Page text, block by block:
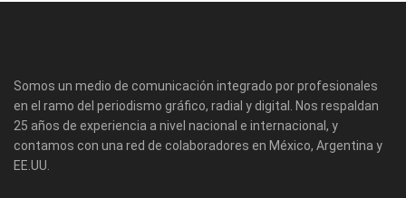
Somos un medio de comunicación integrado por profesionales
en el ramo del periodismo gráfico, radial y digital. Nos respaldan
25 años de experiencia a nivel nacional e internacional, y
contamos con una red de colaboradores en México, Argentina y
EE.UU.